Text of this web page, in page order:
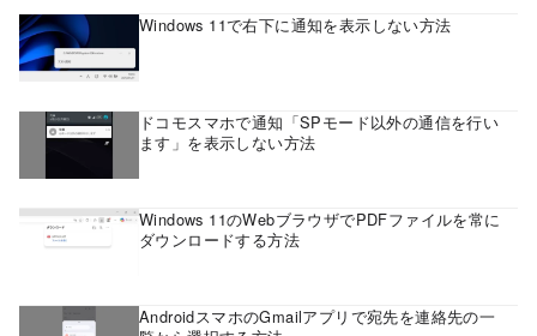
Windows 11で右下に通知を表示しない方法
ドコモスマホで通知「SPモード以外の通信を行い
ます」を表示しない方法
Windows 11のWebブラウザでPDFファイルを常に
ダウンロードする方法
AndroidスマホのGmailアプリで宛先を連絡先の一